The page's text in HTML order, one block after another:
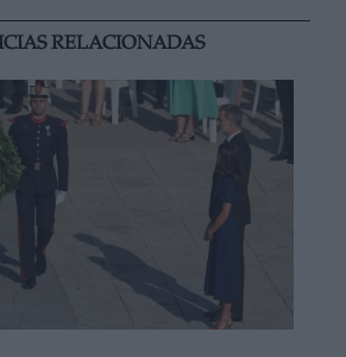
RELACIONADAS